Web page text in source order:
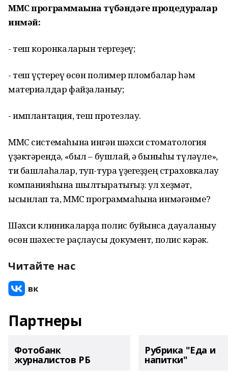
ММС программаһына түбәндәге процедуралар
инмәй:
- теш коронкаларын тергеҙеү;
- теш үҫтереү өсөн полимер пломбалар һәм
материалдар файҙаланыу;
- имплантация, теш протезлау.
ММС системаһына ингән шәхси стоматология
үҙәктәрендә, «был – бушлай, ә быныһы түләүле»,
ти башлаһалар, туп-тура үҙегеҙҙең страховкалау
компанияһына шылтыратығыҙ: ул хеҙмәт,
ысынлап та, ММС программаһына инмәгәнме?
Шәхси клиникаларҙа полис буйынса дауаланыу
өсөн шәхесте раҫлаусы документ, полис кәрәк.
Читайте нас
Партнеры
Фотобанк
журналистов РБ
Рубрика "Еда и
напитки"